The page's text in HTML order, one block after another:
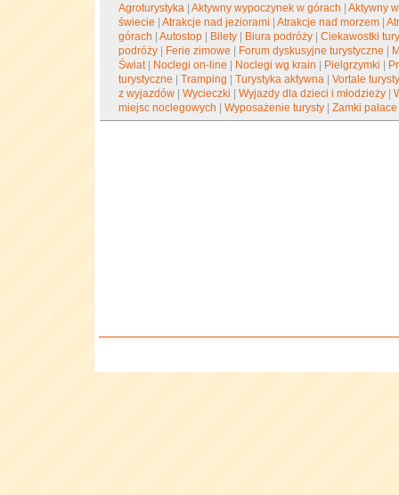
Agroturystyka |Aktywny wypoczynek w górach |Aktywny
świecie |Atrakcje nad jeziorami |Atrakcje nad morzem |
górach |Autostop | Bilety | Biura podróży |Ciekawostki
podróży | Ferie zimowe | Forum dyskusyjne turystyczne |
Świat| Noclegi on-line | Noclegi wg krain | Pielgrzymki |
turystyczne |Tramping |Turystyka aktywna |Vortale
z wyjazdów |Wycieczki |Wyjazdy dla dzieci i młodzieży |
miejsc noclegowych |Wyposażenie turysty |Zamki